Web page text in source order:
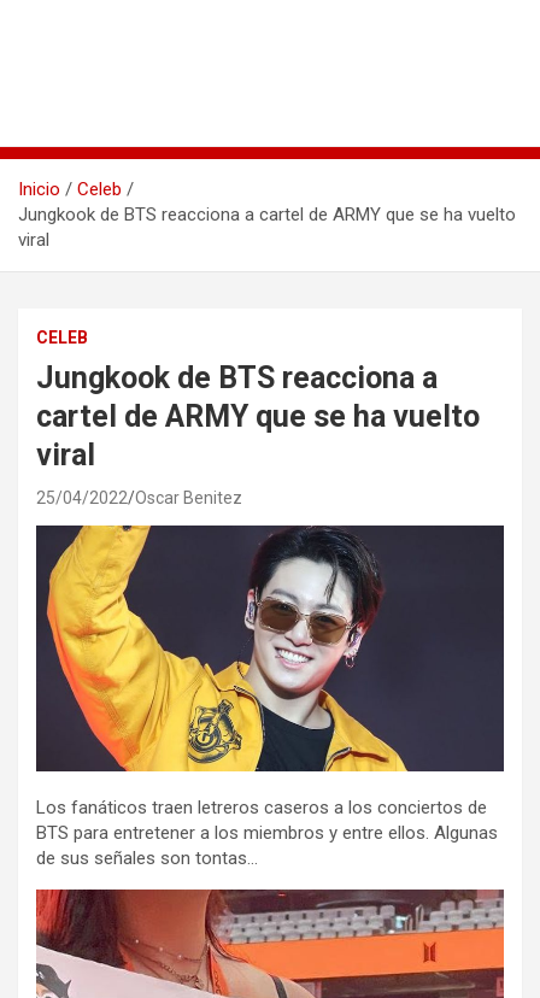
Inicio
Celeb
Jungkook de BTS reacciona a cartel de ARMY que se ha vuelto
viral
CELEB
Jungkook de BTS reacciona a
cartel de ARMY que se ha vuelto
viral
25/04/2022 Oscar Benitez
Los fanáticos traen letreros caseros a los conciertos de
BTS para entretener a los miembros y entre ellos. Algunas
de sus señales son tontas…